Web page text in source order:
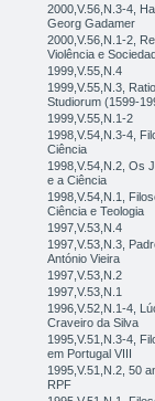
2000,V.56,N.3-4,
Georg Gadamer
2000,V.56,N.1-2,
Violência e
1999,V.55,N.4
1999,V.55,N.3, Ratio
Studiorum (1599-
1999,V.55,N.1-2
1998,V.54,N.3-4,
Ciência
1998,V.54,N.2, Os
e a Ciência
1998,V.54,N.1,
Ciência e Teologia
1997,V.53,N.4
1997,V.53,N.3,
António Vieira
1997,V.53,N.2
1997,V.53,N.1
1996,V.52,N.1-4,
Craveiro da Silva
1995,V.51,N.3-4,
em Portugal VIII
1995,V.51,N.2, 50
RPF